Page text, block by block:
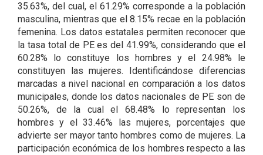
35.63%, del cual, el 61.29% corresponde a la población
masculina, mientras que el 8.15% recae en la población
femenina. Los datos estatales permiten reconocer que
la tasa total de PE es del 41.99%, considerando que el
60.28% lo constituye los hombres y el 24.98% le
constituyen las mujeres. Identificándose diferencias
marcadas a nivel nacional en comparación a los datos
municipales, donde los datos nacionales de PE son de
50.26%, de la cual el 68.48% lo representan los
hombres y el 33.46% las mujeres, porcentajes que
advierte ser mayor tanto hombres como de mujeres. La
participación económica de los hombres respecto a las